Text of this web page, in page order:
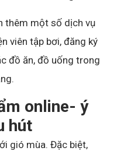
thêm một số dịch vụ
viên tập bơi, đăng ký
đồ ăn, đồ uống trong
online- ý
hút
gió mùa. Đặc biệt,